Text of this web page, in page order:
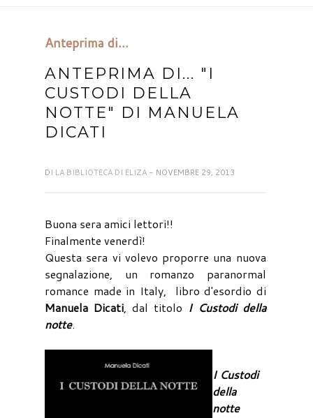
Anteprima di...
ANTEPRIMA DI... "I
CUSTODI DELLA
NOTTE" DI MANUELA
DICATI
DI LA BIBLIOTECA DI ELIZA - NOVEMBRE 29, 2013
Buona sera amici lettori!!
Finalmente venerdì!
Questa sera vi volevo proporre una nuova
segnalazione, un romanzo paranormal
romance made in Italy, libro d'esordio di
Manuela Dicati, dal titolo I Custodi della
notte.
I Custodi
della
notte